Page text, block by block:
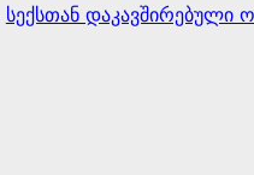
სექსთან დაკავშირებული